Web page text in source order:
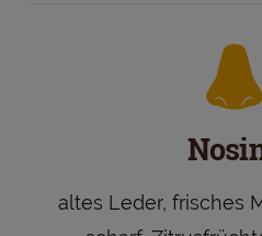
altes Leder, frisches